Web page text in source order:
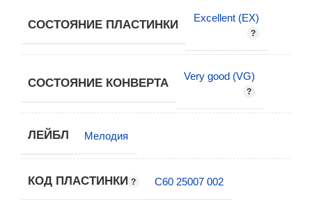
СОСТОЯНИЕ ПЛАСТИНКИ
Excellent (EX)
СОСТОЯНИЕ КОНВЕРТА
Very good (VG)
ЛЕЙБЛ Мелодия
КОД ПЛАСТИНКИ С60 25007 002